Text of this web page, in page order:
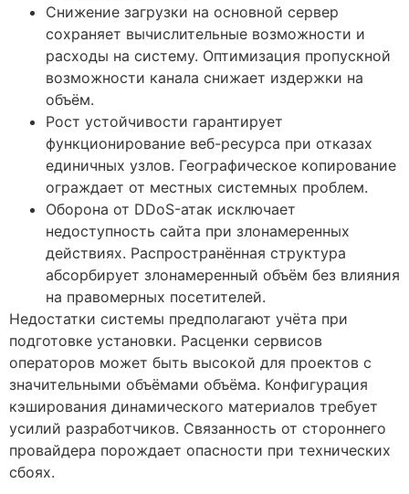
Снижение загрузки на основной сервер
сохраняет вычислительные возможности и
расходы на систему. Оптимизация пропускной
возможности канала снижает издержки на
объём.
Рост устойчивости гарантирует
функционирование веб-ресурса при отказах
единичных узлов. Географическое копирование
ограждает от местных системных проблем.
Оборона от DDoS-атак исключает
недоступность сайта при злонамеренных
действиях. Распространённая структура
абсорбирует злонамеренный объём без влияния
на правомерных посетителей.
Недостатки системы предполагают учёта при
подготовке установки. Расценки сервисов
операторов может быть высокой для проектов с
значительными объёмами объёма. Конфигурация
кэширования динамического материалов требует
усилий разработчиков. Связанность от стороннего
провайдера порождает опасности при технических
сбоях.